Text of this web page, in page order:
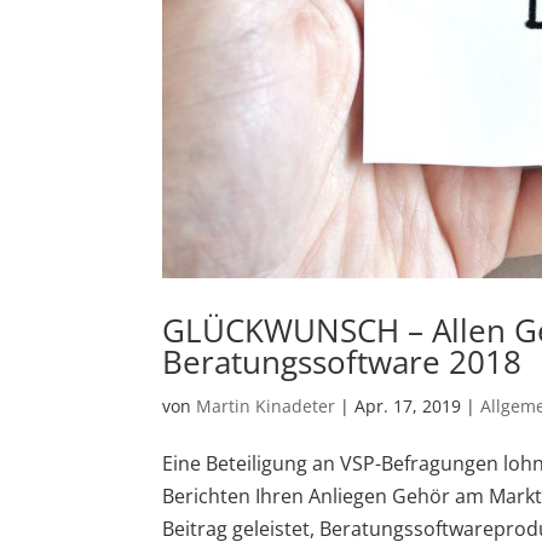
GLÜCKWUNSCH – Allen
Beratungssoftware 2018
von Martin Kinadeter |Apr. 17, 2019 |
Eine Beteiligung an VSP-Befragungen
Berichten Ihren Anliegen Gehör am
Beitrag geleistet,